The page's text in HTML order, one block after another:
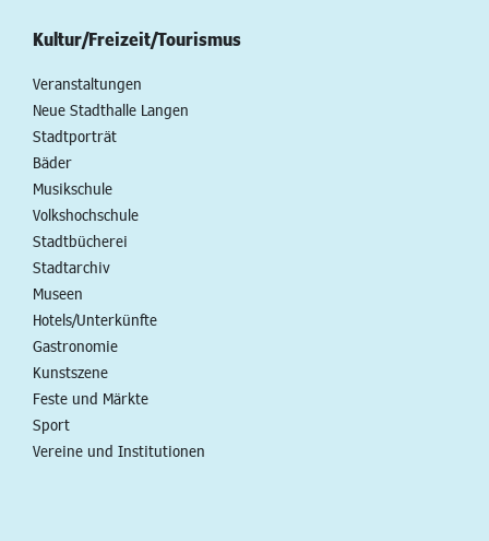
Kultur/Freizeit/Tourismus
Veranstaltungen
Neue Stadthalle Langen
Stadtporträt
Bäder
Musikschule
Volkshochschule
Stadtbücherei
Stadtarchiv
Museen
Hotels/Unterkünfte
Gastronomie
Kunstszene
Feste und Märkte
Sport
Vereine und Institutionen